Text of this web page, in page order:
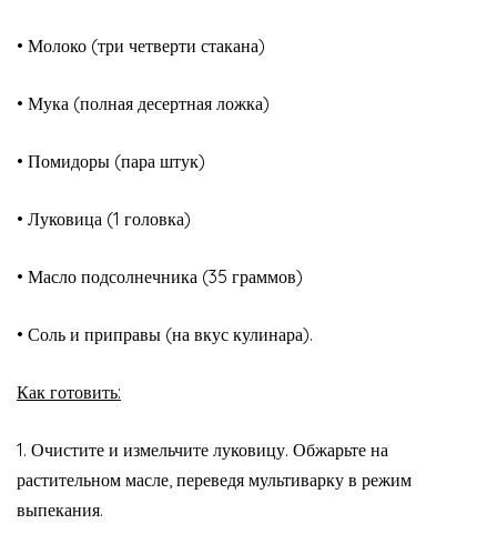
• Молоко (три четверти стакана)
• Мука (полная десертная ложка)
• Помидоры (пара штук)
• Луковица (1 головка)
• Масло подсолнечника (35 граммов)
• Соль и приправы (на вкус кулинара).
Как готовить:
1. Очистите и измельчите луковицу. Обжарьте на
растительном масле, переведя мультиварку в режим
выпекания.